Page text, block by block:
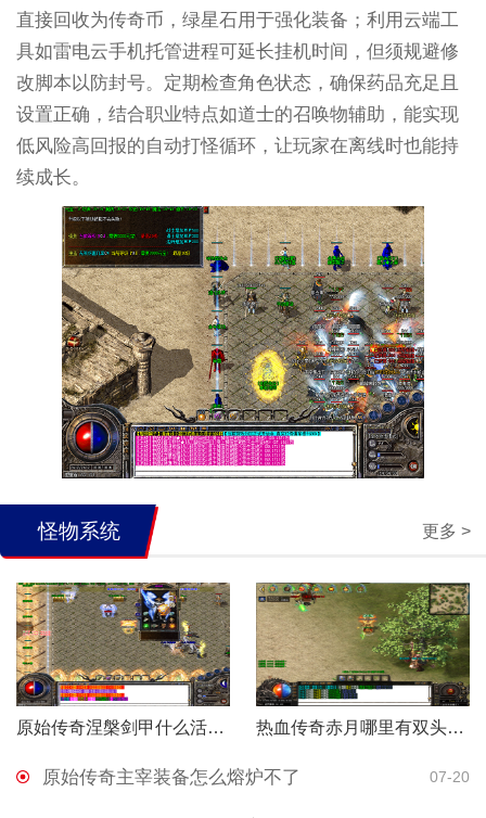
直接回收为传奇币，绿星石用于强化装备；利用云端工
具如雷电云手机托管进程可延长挂机时间，但须规避修
改脚本以防封号。定期检查角色状态，确保药品充足且
设置正确，结合职业特点如道士的召唤物辅助，能实现
低风险高回报的自动打怪循环，让玩家在离线时也能持
续成长。
怪物系统 更多 >
原始传奇涅槃剑甲什么活动获得 热血传奇赤月哪里有双头金刚和血魔
原始传奇主宰装备怎么熔炉不了 07-20